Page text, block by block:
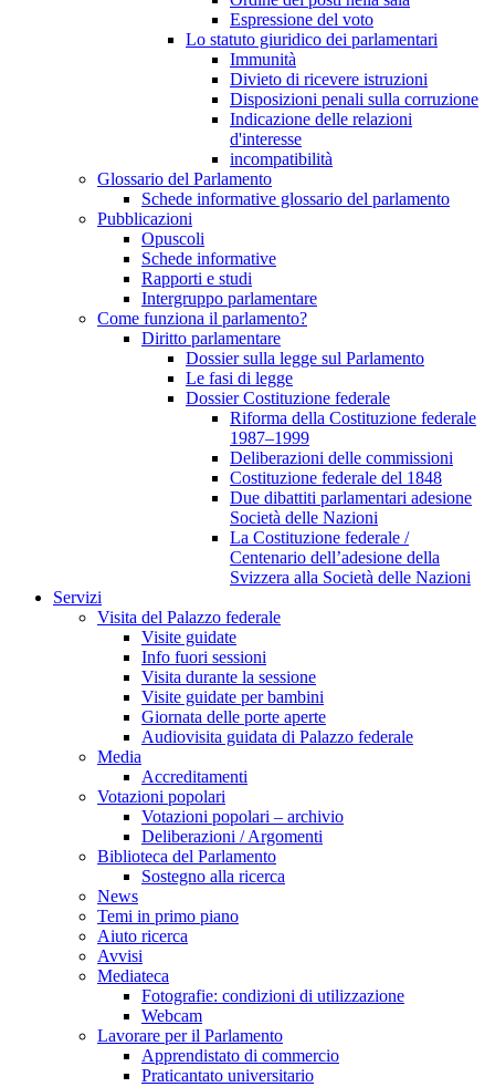
Espressione del voto
Lo statuto giuridico dei parlamentari
Immunità
Divieto di ricevere istruzioni
Disposizioni penali sulla corruzione
Indicazione delle relazioni
d'interesse
incompatibilità
Glossario del Parlamento
Schede informative glossario del parlamento
Pubblicazioni
Opuscoli
Schede informative
Rapporti e studi
Intergruppo parlamentare
Come funziona il parlamento?
Diritto parlamentare
Dossier sulla legge sul Parlamento
Le fasi di legge
Dossier Costituzione federale
Riforma della Costituzione federale
1987–1999
Deliberazioni delle commissioni
Costituzione federale del 1848
Due dibattiti parlamentari adesione
Società delle Nazioni
La Costituzione federale /
Centenario dell’adesione della
Svizzera alla Società delle Nazioni
Servizi
Visita del Palazzo federale
Visite guidate
Info fuori sessioni
Visita durante la sessione
Visite guidate per bambini
Giornata delle porte aperte
Audiovisita guidata di Palazzo federale
Media
Accreditamenti
Votazioni popolari
Votazioni popolari – archivio
Deliberazioni / Argomenti
Biblioteca del Parlamento
Sostegno alla ricerca
News
Temi in primo piano
Aiuto ricerca
Avvisi
Mediateca
Fotografie: condizioni di utilizzazione
Webcam
Lavorare per il Parlamento
Apprendistato di commercio
Praticantato universitario